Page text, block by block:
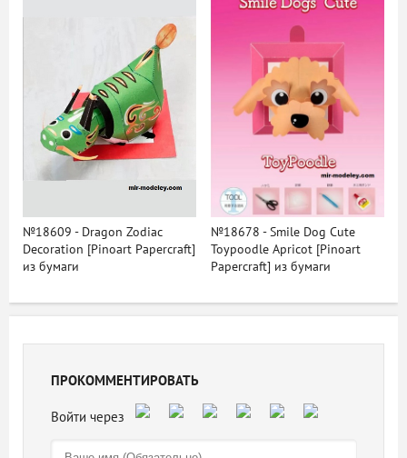
№18609 - Dragon Zodiac
Decoration [Pinoart Papercraft]
из бумаги
№18678 - Smile Dog Cute
Toypoodle Apricot [Pinoart
Papercraft] из бумаги
ПРОКОММЕНТИРОВАТЬ